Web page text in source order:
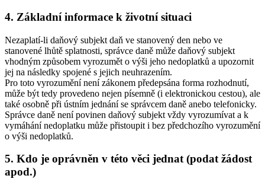
4. Základní informace k životní situaci
Nezaplatí-li daňový subjekt daň ve stanovený den nebo ve
stanovené lhůtě splatnosti, správce daně může daňový subjekt
vhodným způsobem vyrozumět o výši jeho nedoplatků a upozornit
jej na následky spojené s jejich neuhrazením.
Pro toto vyrozumění není zákonem předepsána forma rozhodnutí,
může být tedy provedeno nejen písemně (i elektronickou cestou), ale
také osobně při ústním jednání se správcem daně anebo telefonicky.
Správce daně není povinen daňový subjekt vždy vyrozumívat a k
vymáhání nedoplatku může přistoupit i bez předchozího vyrozumění
o výši nedoplatků.
5. Kdo je oprávněn v této věci jednat (podat žádost
apod.)